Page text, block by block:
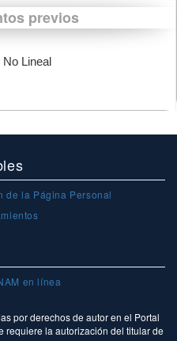
previos
Lineal
de la Página Personal
en línea
por derechos de autor en el Portal
requiere la autorización del titular de